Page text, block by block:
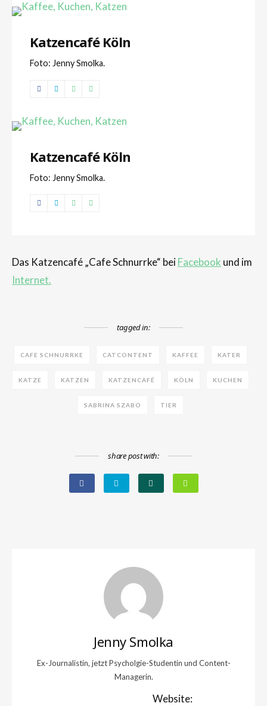
Katzencafé Köln
Foto: Jenny Smolka.
Katzencafé Köln
Foto: Jenny Smolka.
Das Katzencafé „Cafe Schnurrke“ beiFacebook und im
Internet.
tagged in:
CAFE SCHNURRKE CATCONTENT KAFFEE KATER
KATZE KATZEN KATZENCAFÉ KÖLN KUCHEN
SABRINA SZABO TIER
share post with:
Jenny Smolka
Ex-Journalistin, jetzt Psycholgie-Studentin und Content-
Managerin.
Website: